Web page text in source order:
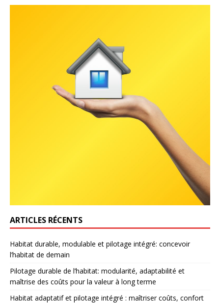
ARTICLES RÉCENTS
Habitat durable, modulable et pilotage intégré: concevoir
l’habitat de demain
Pilotage durable de l’habitat: modularité, adaptabilité et
maîtrise des coûts pour la valeur à long terme
Habitat adaptatif et pilotage intégré : maîtriser coûts, confort